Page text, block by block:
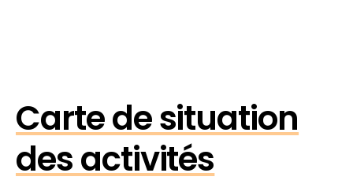
Carte de situation
des activités